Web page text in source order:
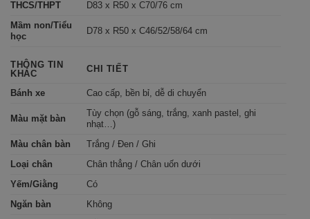
THCS/THPT
D83 x R50 x C70/76 cm
Mầm non/Tiểu
học
D78 x R50 x C46/52/58/64 cm
THÔNG TIN
KHÁC
CHI TIẾT
Bánh xe Cao cấp, bền bỉ, dễ di chuyển
Màu mặt bàn
Tùy chọn (gỗ sáng, trắng, xanh pastel, ghi
nhạt…)
Màu chân bàn Trắng / Đen / Ghi
Loại chân Chân thẳng / Chân uốn dưới
Yếm/Giằng Có
Ngăn bàn Không